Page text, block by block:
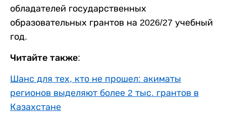
обладателей государственных
образовательных грантов на 2026/27 учебный
год.
Читайте также:
Шанс для тех, кто не прошел: акиматы
регионов выделяют более 2 тыс. грантов в
Казахстане